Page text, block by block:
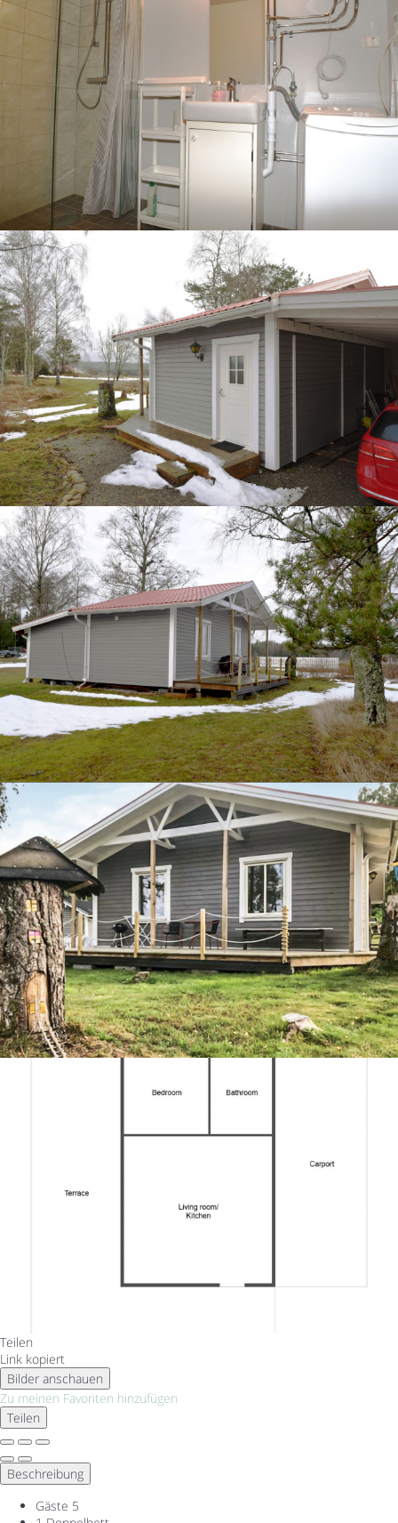
Teilen
Link kopiert
Bilder anschauen
Zu meinen Favoriten hinzufügen
Teilen
Beschreibung
Gäste 5